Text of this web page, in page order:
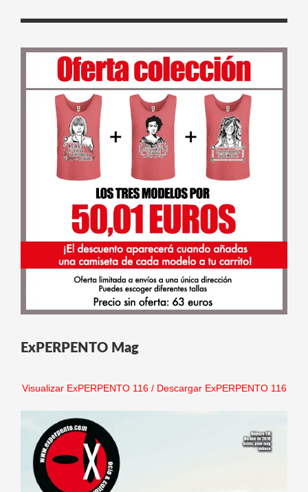
ExPERPENTO Mag
Visualizar ExPERPENTO 116/ Descargar ExPERPENTO 116